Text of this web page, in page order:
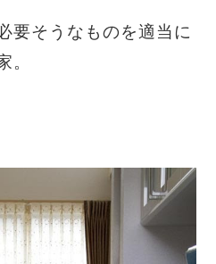
要そうなものを適当に